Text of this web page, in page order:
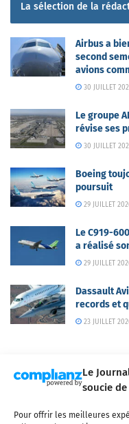
Le
soucie
Pour offrir les meilleures
La sélection de la
Airbus a
second
avions
30 JUILLET
Le groupe
révise ses
30 JUILLET
Boeing
poursuit
29 JUILLET
Le C919-
a réalisé
29 JUILLET
Dassault
records et
23 JUILLET
Qui sommes-nous ?